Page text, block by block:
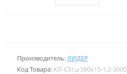
Производитель:ЛИДЕР
Код Товара: КЛ-СЗгц-500х15-1,2-3000